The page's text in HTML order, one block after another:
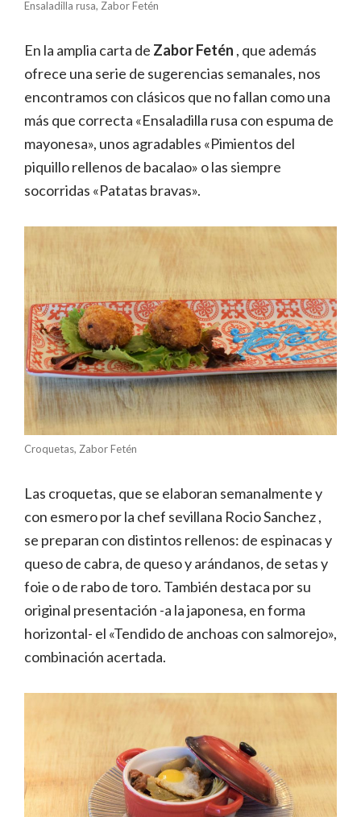
Ensaladilla rusa, Zabor Fetén
En la amplia carta de Zabor Fetén , que además
ofrece una serie de sugerencias semanales, nos
encontramos con clásicos que no fallan como una
más que correcta «Ensaladilla rusa con espuma de
mayonesa», unos agradables «Pimientos del
piquillo rellenos de bacalao» o las siempre
socorridas «Patatas bravas».
Croquetas, Zabor Fetén
Las croquetas, que se elaboran semanalmente y
con esmero por la chef sevillana Rocio Sanchez ,
se preparan con distintos rellenos: de espinacas y
queso de cabra, de queso y arándanos, de setas y
foie o de rabo de toro. También destaca por su
original presentación -a la japonesa, en forma
horizontal- el «Tendido de anchoas con salmorejo»,
combinación acertada.